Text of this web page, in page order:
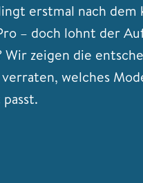
erstmal nach dem
– doch lohnt der
zeigen die
welches